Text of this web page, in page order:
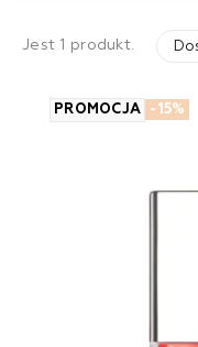
Jest 1 produkt.
PROMOCJA -15%